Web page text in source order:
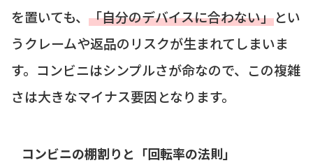
を置いても、 「自分のデバイスに合わない」とい
うクレームや返品のリスクが生まれてしまいま
す。コンビニはシンプルさが命なので、この複雑
さは大きなマイナス要因となります。
コンビニの棚割りと「回転率の法則」